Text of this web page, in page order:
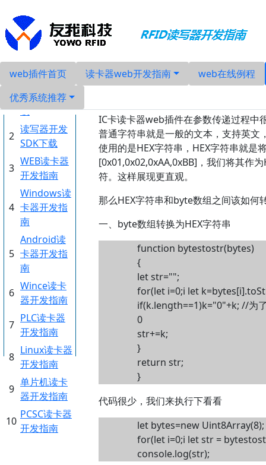
web插件首页 读卡器web开发指南
web在线例程
优秀系统推荐
HEX字符
IC卡读卡器web插件在参数传递过程中
普通字符串就是一般的文本，支持英
使用的是HEX字符串，HEX字符串就是
[0x01,0x02,0xAA,0xBB]，我们将其作
符。这样展现更直观。
那么HEX字符串和byte数组之间该如何
一、byte数组转换为HEX字符串
function bytestostr(bytes)
{
let str="";
for(let i=0;i let
if(k.length==1)k="0"+k; //为
0
str+=k;
}
return str;
}
代码很少，我们来执行下看看
let bytes=new Uint8Array(8);
for(let i=0;i let str =
console.log(str);
1
RFID读写器
产品手册下
载
2
读写器开发
SDK下载
3
WEB读卡器
开发指南
4
Windows读
卡器开发指
南
5
Android读
卡器开发指
南
6
Wince读卡
器开发指南
7
PLC读卡器
开发指南
8
Linux读卡器
开发指南
9
单片机读卡
器开发指南
10
PCSC读卡器
开发指南